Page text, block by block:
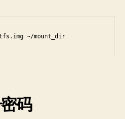
~/mount_dir
码